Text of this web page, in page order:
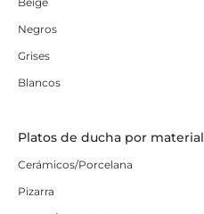
Negros
Grises
Blancos
Platos de ducha por material
Cerámicos/Porcelana
Pizarra